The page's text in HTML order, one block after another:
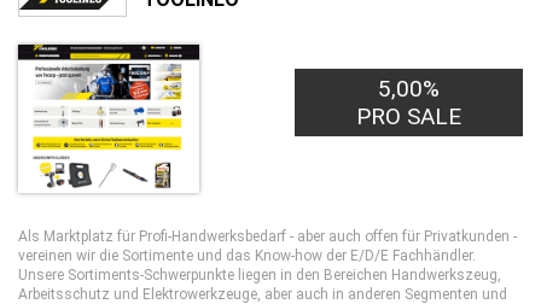
5,00%
PRO SALE
Als Marktplatz für Profi-Handwerksbedarf - aber auch offen für Privatkunden -
vereinen wir die Sortimente und das Know-how der E/D/E Fachhändler.
Unsere Sortiments-Schwerpunkte liegen in den Bereichen Handwerkszeug,
Arbeitsschutz und Elektrowerkzeuge, aber auch in anderen Segmenten und